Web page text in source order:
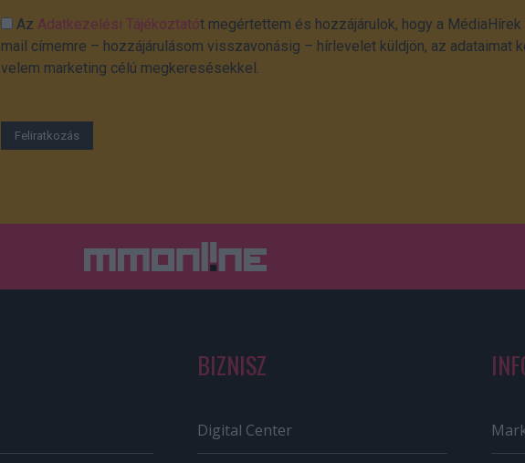
AzAdatkezelési Tájékoztatót megértettem és hozzájárulok, hogy a
mail címemre – hozzájárulásom visszavonásig – hírlevelet küldjön, az adataimat
velem marketing célú megkeresésekkel.
BIZNISZ
Digital Center